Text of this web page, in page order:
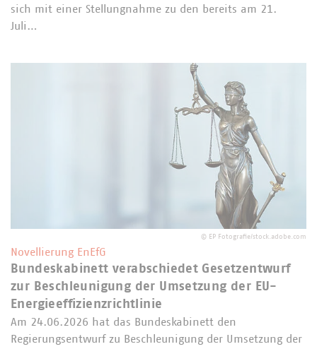
sich mit einer Stellungnahme zu den bereits am 21.
Juli…
© EP Fotografie/stock.adobe.com
Novellierung EnEfG
Bundeskabinett verabschiedet Gesetzentwurf
zur Beschleunigung der Umsetzung der EU-
Energieeffizienzrichtlinie
Am 24.06.2026 hat das Bundeskabinett den
Regierungsentwurf zu Beschleunigung der Umsetzung der